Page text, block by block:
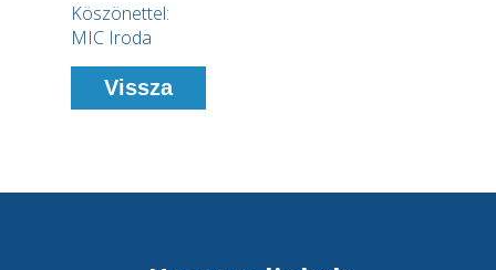
Köszönettel:
MIC Iroda
Vissza